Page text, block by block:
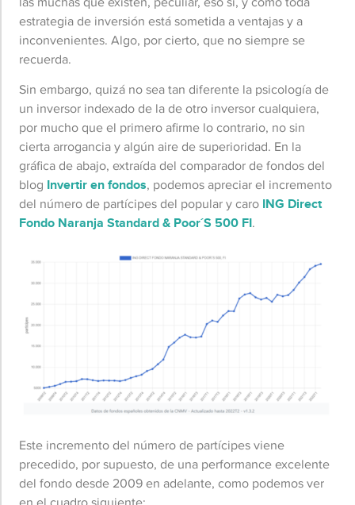
estrategia de inversión está sometida a ventajas y a
inconvenientes. Algo, por cierto, que no siempre se
recuerda.
Sin embargo, quizá no sea tan diferente la psicología de
un inversor indexado de la de otro inversor cualquiera,
por mucho que el primero afirme lo contrario, no sin
cierta arrogancia y algún aire de superioridad. En la
gráfica de abajo, extraída del comparador de fondos del
blog Invertir en fondos, podemos apreciar el incremento
del número de partícipes del popular y caro ING Direct
Fondo Naranja Standard & Poor´S 500 FI.
Este incremento del número de partícipes viene
precedido, por supuesto, de una performance excelente
del fondo desde 2009 en adelante, como podemos ver